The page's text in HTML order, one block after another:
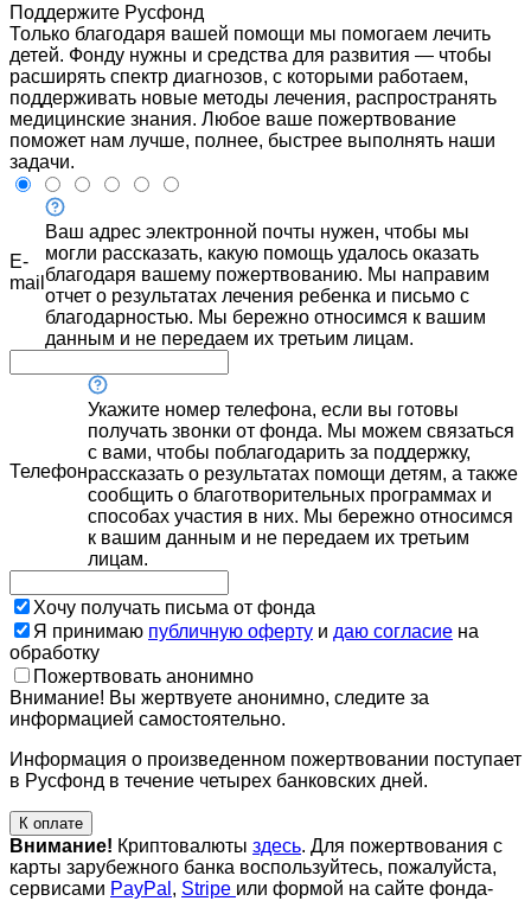
Поддержите Русфонд
Только благодаря вашей помощи мы помогаем лечить
детей. Фонду нужны и средства для развития — чтобы
расширять спектр диагнозов, с которыми работаем,
поддерживать новые методы лечения, распространять
медицинские знания. Любое ваше пожертвование
поможет нам лучше, полнее, быстрее выполнять наши
задачи.
E-
mail
Ваш адрес электронной почты нужен, чтобы мы
могли рассказать, какую помощь удалось оказать
благодаря вашему пожертвованию. Мы направим
отчет о результатах лечения ребенка и письмо с
благодарностью. Мы бережно относимся к вашим
данным и не передаем их третьим лицам.
Телефон
Укажите номер телефона, если вы готовы
получать звонки от фонда. Мы можем связаться
с вами, чтобы поблагодарить за поддержку,
рассказать о результатах помощи детям, а также
сообщить о благотворительных программах и
способах участия в них. Мы бережно относимся
к вашим данным и не передаем их третьим
лицам.
Хочу получать письма от фонда
Я принимаю публичную оферту и даю согласие на
обработку
Пожертвовать анонимно
Внимание! Вы жертвуете анонимно, следите за
информацией самостоятельно.
Информация о произведенном пожертвовании поступает
в Русфонд в течение четырех банковских дней.
К оплате
Внимание! Криптовалюты здесь. Для пожертвования с
карты зарубежного банка воспользуйтесь, пожалуйста,
сервисами PayPal , Stripe или формой на сайте фонда-